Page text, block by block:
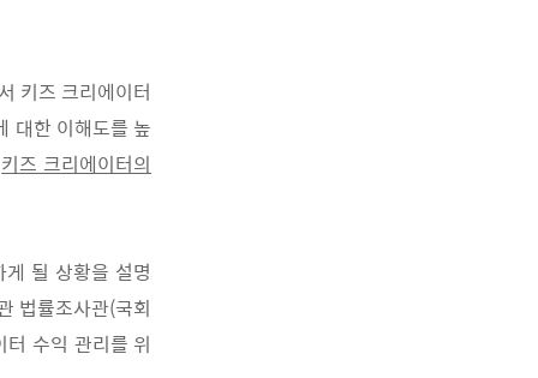
키즈 크리에이터
대한 이해도를 높
키즈 크리에이터의
될 상황을 설명
법률조사관(국회
터 수익 관리를 위